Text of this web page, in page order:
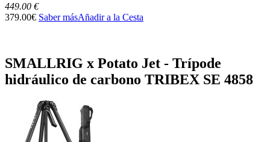
449.00 €
379.00€ Saber másAñadir a la Cesta
SMALLRIG x Potato Jet - Trípode
hidráulico de carbono TRIBEX SE 4858